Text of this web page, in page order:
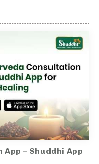
– Shuddhi App